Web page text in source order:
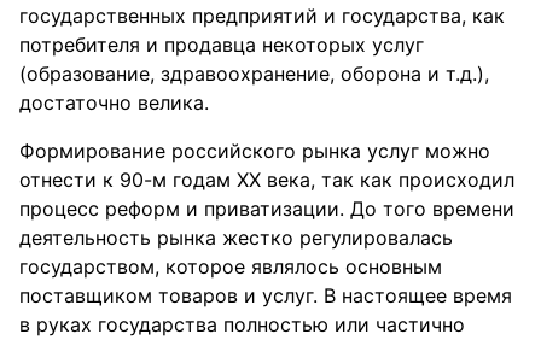
государственных предприятий и государства, как
потребителя и продавца некоторых услуг
(образование, здравоохранение, оборона и т.д.),
достаточно велика.
Формирование российского рынка услуг можно
отнести к 90-м годам XX века, так как происходил
процесс реформ и приватизации. До того времени
деятельность рынка жестко регулировалась
государством, которое являлось основным
поставщиком товаров и услуг. В настоящее время
в руках государства полностью или частично